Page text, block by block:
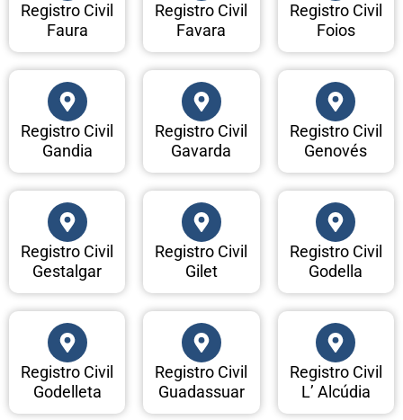
Registro Civil
Faura
Registro Civil
Favara
Registro Civil
Foios
Registro Civil
Gandia
Registro Civil
Gavarda
Registro Civil
Genovés
Registro Civil
Gestalgar
Registro Civil
Gilet
Registro Civil
Godella
Registro Civil
Godelleta
Registro Civil
Guadassuar
Registro Civil
L’ Alcúdia